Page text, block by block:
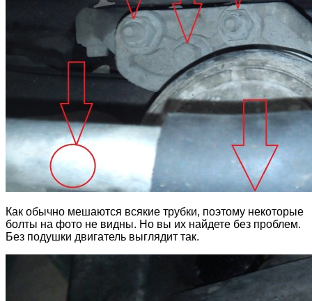
Как обычно мешаются всякие трубки, поэтому некоторые
болты на фото не видны. Но вы их найдете без проблем.
Без подушки двигатель выглядит так.